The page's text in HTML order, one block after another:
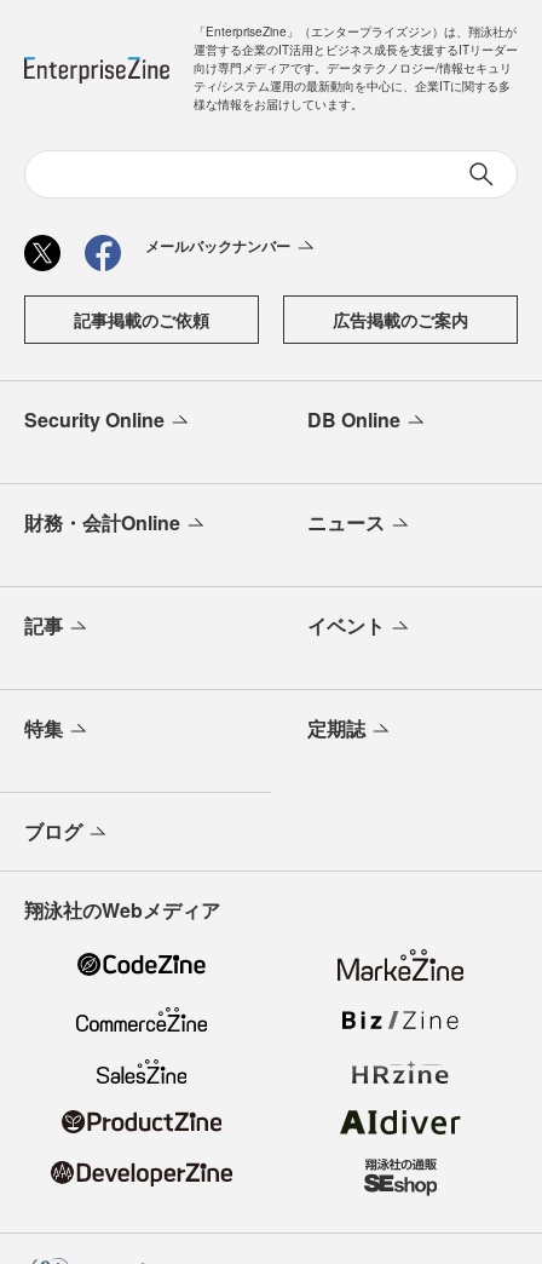
「EnterpriseZine」（エンタープライズジン）は、翔泳社が
運営する企業のIT活用とビジネス成長を支援するITリーダー
向け専門メディアです。データテクノロジー/情報セキュリ
ティ/システム運用の最新動向を中心に、企業ITに関する多
様な情報をお届けしています。
メールバックナンバー
記事掲載のご依頼 広告掲載のご案内
Security Online DB Online
財務・会計Online ニュース
記事 イベント
特集 定期誌
ブログ
翔泳社のWebメディア